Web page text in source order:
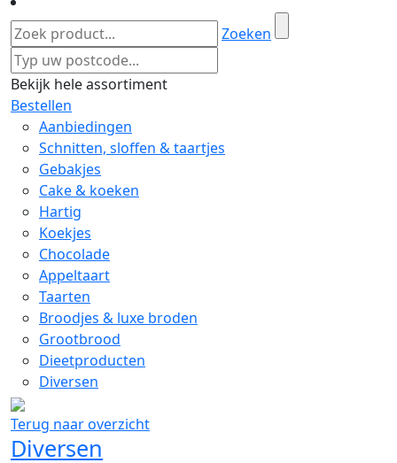
Zoeken
Bekijk hele assortiment
Bestellen
Aanbiedingen
Schnitten, sloffen & taartjes
Gebakjes
Cake & koeken
Hartig
Koekjes
Chocolade
Appeltaart
Taarten
Broodjes & luxe broden
Grootbrood
Dieetproducten
Diversen
Terug naar overzicht
Diversen